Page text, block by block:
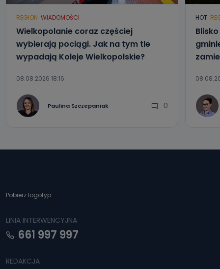
REGION WIADOMOŚCI
Wielkopolanie coraz częściej
wybierają pociągi. Jak na tym tle
wypadają Koleje Wielkopolskie?
08.08.2026 18:16
Paulina Szczepaniak 0
HOT
Pobierz logotyp
LINIA INTERWENCYJNA
661 997 997
REDAKCJA